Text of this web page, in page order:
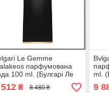
Le Gemme
парфумована
100 ml. (Булгарі Ле
Малакеос)
₴ 8 480 ₴
ml.
9